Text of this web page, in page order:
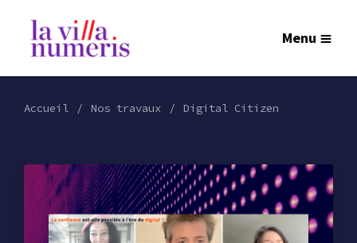
Menu
Accueil Nos travaux Digital Citizen